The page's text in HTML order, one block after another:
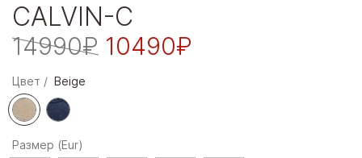
CALVIN-C
14990₽ 10490₽
Цвет Beige
Размер (Eur)